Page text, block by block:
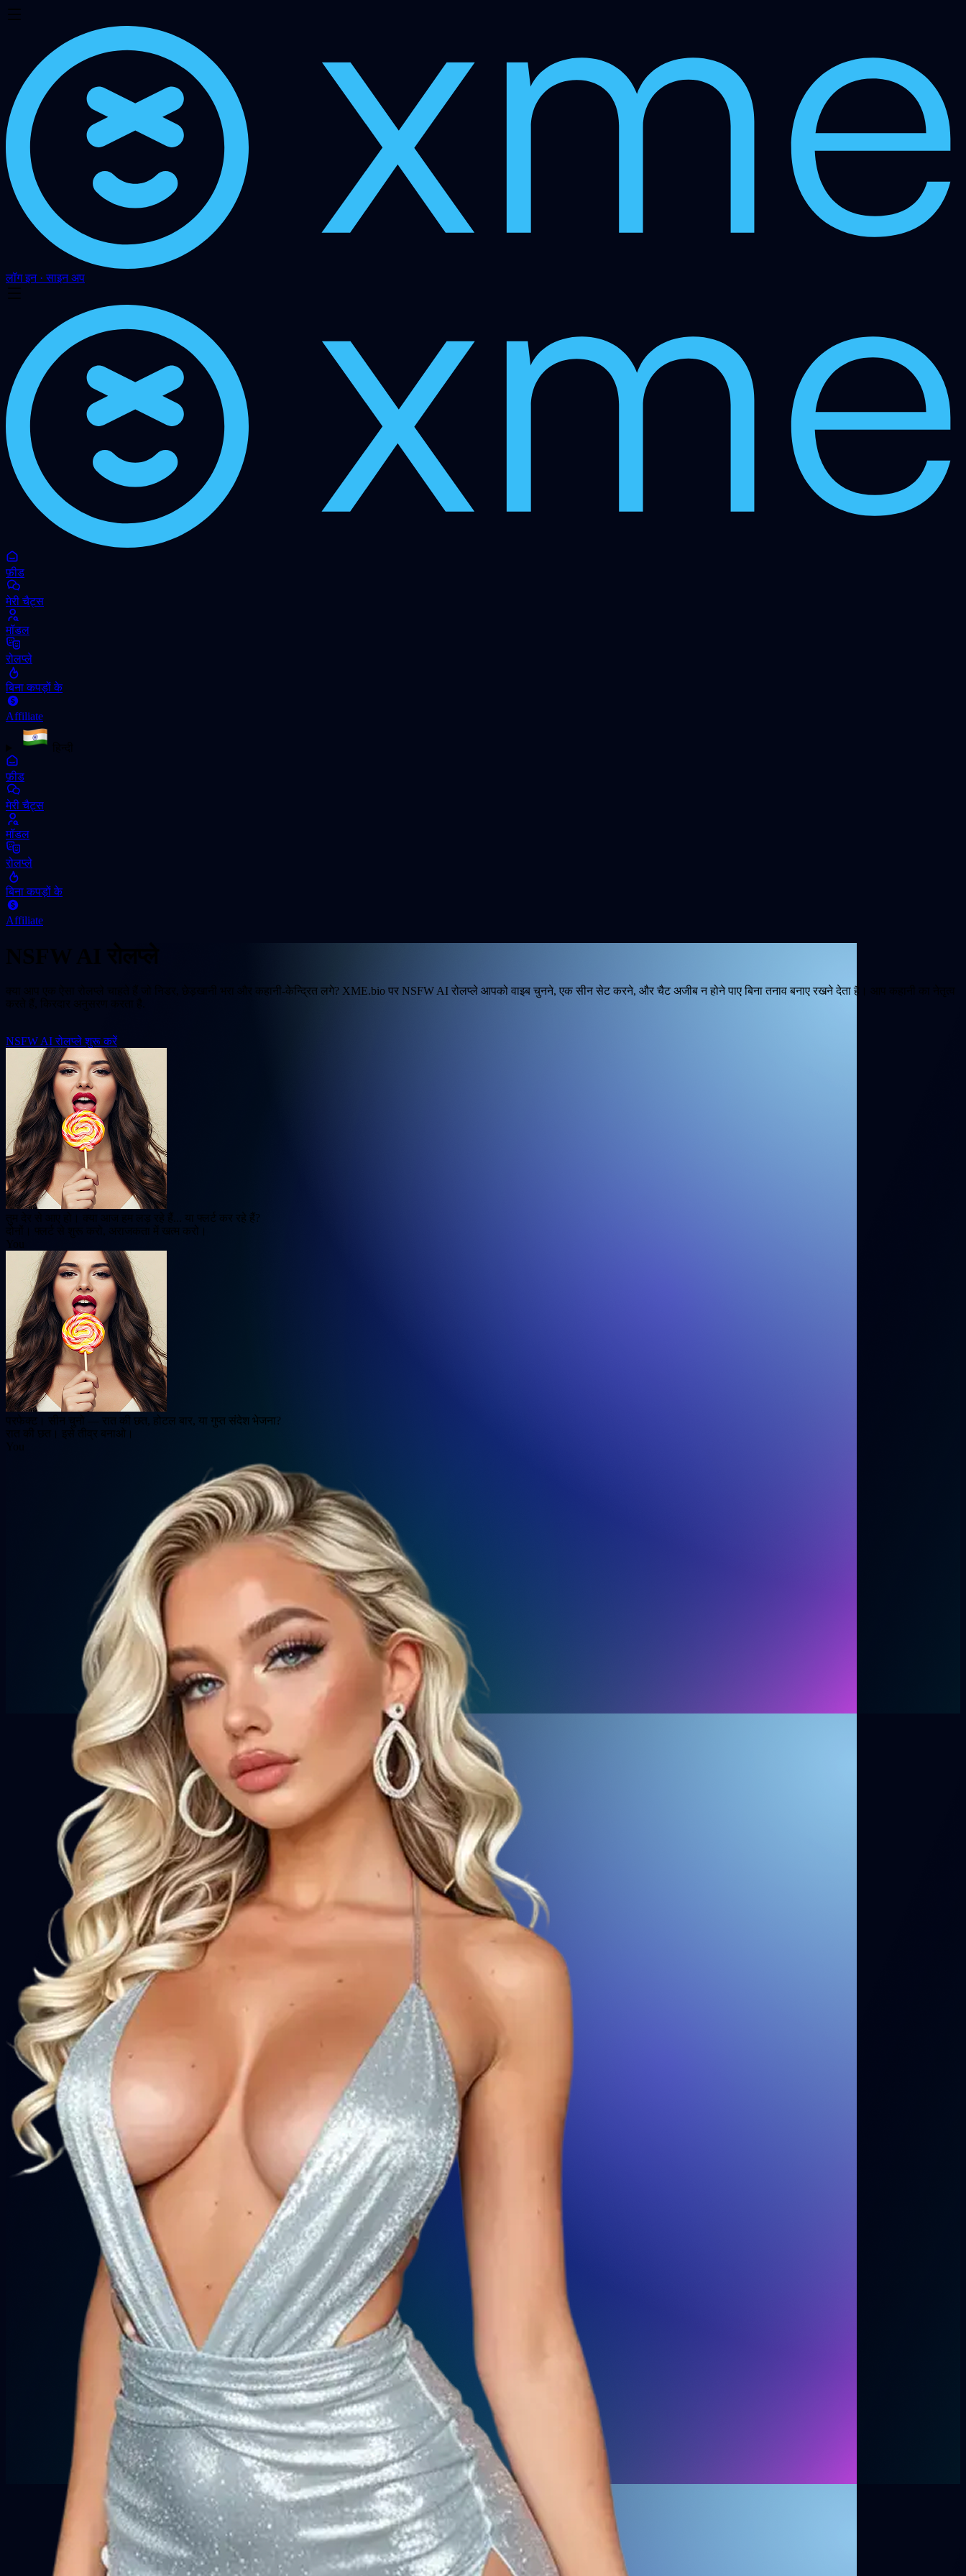
लॉग इन · साइन अप
फ़ीड
मेरी चैट्स
मॉडल
रोलप्ले
बिना कपड़ों के
Affiliate
फ़ीड
मेरी चैट्स
मॉडल
रोलप्ले
बिना कपड़ों के
Affiliate
क्या आप एक ऐसा रोलप्ले चाहते हैं जो निडर, छेड़खानी भरा और कहानी-केन्द्रित लगे? XME.bio पर NSFW AI रोलप्ले आपको वाइब चुनने, एक सीन सेट करने, और चैट अजीब न होने पाए बिना तनाव बनाए रखने देता है। आप कहानी का नेतृत्व
NSFW AI रोलप्ले शुरू करें
तुम देर से आए हो। क्या आज हम लड़ रहे हैं... या फ्लर्ट कर रहे हैं?
दोनों। फ्लर्ट से शुरू करो, अराजकता में खत्म करो।
परफेक्ट। सीन चुनो — रात की छत, होटल बार, या गुप्त संदेश भेजना?
रात की छत। इसे तीव्र बनाओ।
You